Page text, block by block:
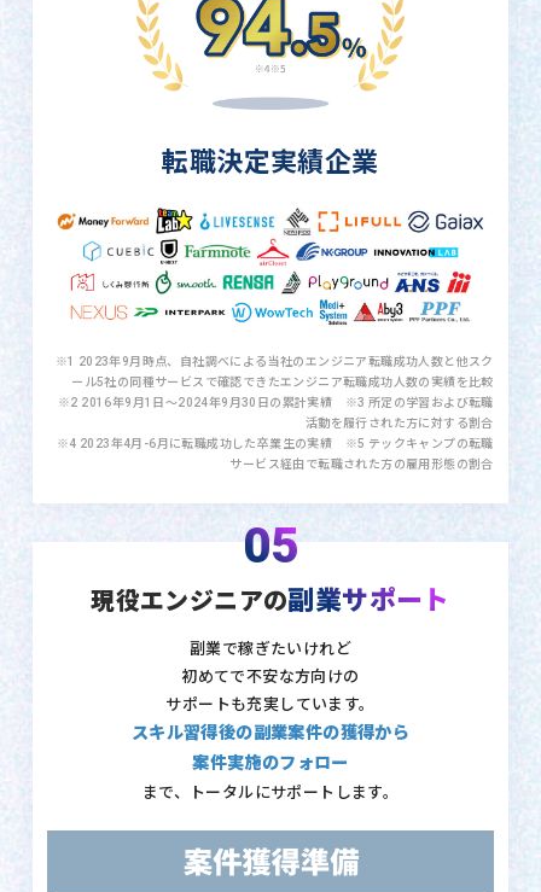
転職決定実績企業
※1 2023年9月時点、自社調べによる当社のエンジニア転職成功人数と他スク
ール5社の同種サービスで確認できたエンジニア転職成功人数の実績を比較
※2 2016年9月1日〜2024年9月30日の累計実績 ※3 所定の学習および転職
活動を履行された方に対する割合
※4 2023年4月-6月に転職成功した卒業生の実績 ※5 テックキャンプの転職
サービス経由で転職された方の雇用形態の割合
05
現役エンジニアの副業サポート
副業で稼ぎたいけれど
初めてで不安な方向けの
サポートも充実しています。
スキル習得後の副業案件の獲得から
案件実施のフォロー
まで、トータルにサポートします。